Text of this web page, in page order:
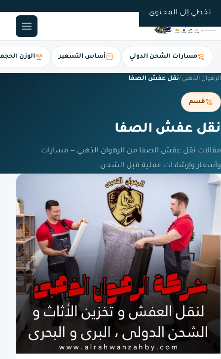
تخطي إلى المحتوى
مسارات الشحن الدولي أساس التسعير الوزن
الرهوان الذهبي/نقل عفش الصفا
قسم
نقل عفش الصفا
مقالات نقل عفش الصفا من الرهوان الذهبي — مسارات
وأسعار وإرشادات عملية قبل الشحن.